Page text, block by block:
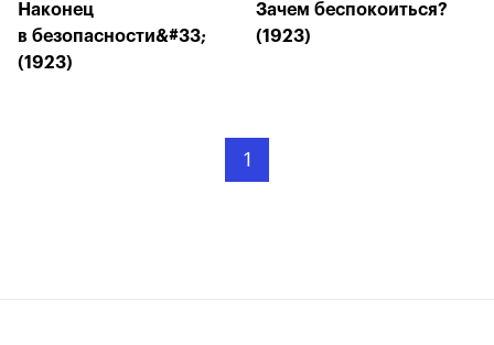
Наконец
в безопасности&#33;
(1923)
Зачем беспокоиться?
(1923)
1